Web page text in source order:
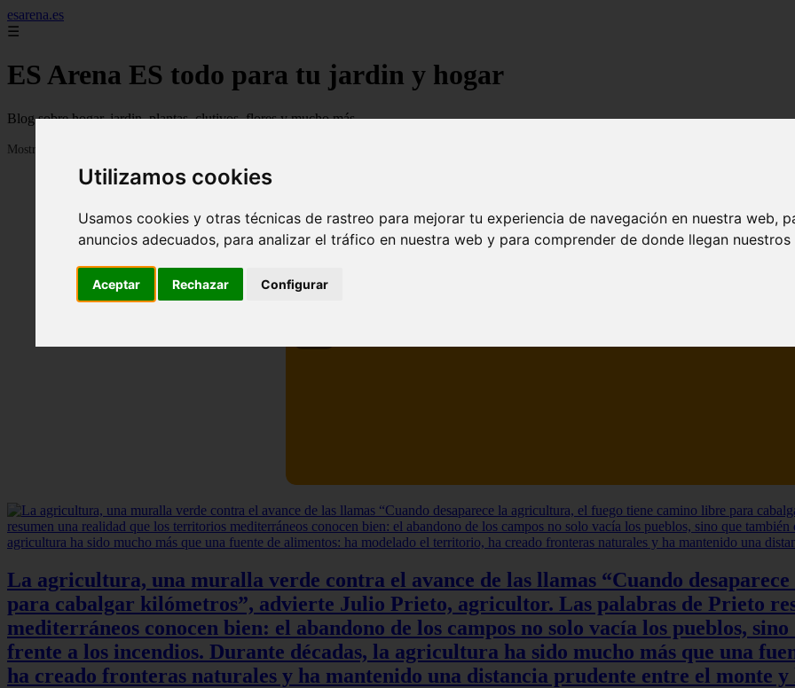
Utilizamos cookies
Usamos cookies y otras técnicas de rastreo para mejorar tu experiencia de navegación en nuestra web,
anuncios adecuados, para analizar el tráfico en nuestra web y para comprender de donde llegan
Aceptar Rechazar Configurar
esarena.es
☰
ES Arena ES todo para tu jardin y hogar
Blog sobre hogar, jardin, plantas, clutivos, flores y mucho más...
Mostrando 1 - 24 de 2120 artículos
La agricultura, una muralla verde contra el avance de las llamas “Cuando
para cabalgar kilómetros”, advierte Julio Prieto, agricultor. Las palabras de Prieto
mediterráneos conocen bien: el abandono de los campos no solo vacía los pueblos,
frente a los incendios. Durante décadas, la agricultura ha sido mucho más que una
ha creado fronteras naturales y ha mantenido una distancia prudente entre el monte y